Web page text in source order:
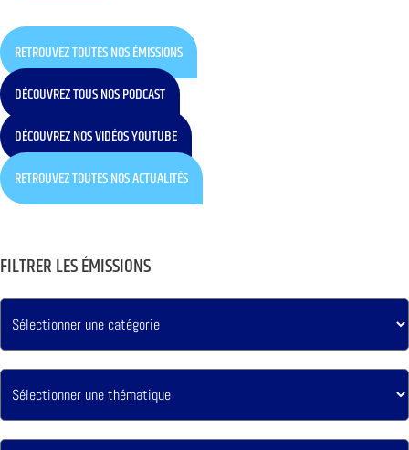
RETROUVEZ TOUTES NOS ÉMISSIONS
DÉCOUVREZ TOUS NOS PODCAST
DÉCOUVREZ NOS VIDÉOS YOUTUBE
RETROUVEZ TOUTES NOS ACTUALITÉS
FILTRER LES ÉMISSIONS